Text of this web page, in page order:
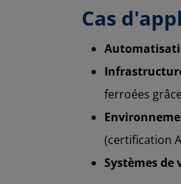
Cas
ferroées
(certification
Systèmes de